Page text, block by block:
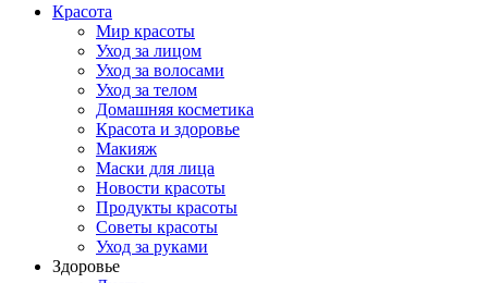
Красота
Мир красоты
Уход за лицом
Уход за волосами
Уход за телом
Домашняя косметика
Красота и здоровье
Макияж
Маски для лица
Новости красоты
Продукты красоты
Советы красоты
Уход за руками
Здоровье